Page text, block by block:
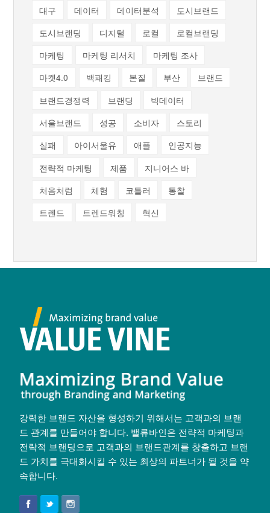
대구
데이터 데이터분석
도시브랜드
도시브랜딩
디지털 로컬
로컬브랜딩
마케팅
마케팅 리서치
마케팅 조사
마켓4.0
백패킹 본질 부산
브랜드
브랜드경쟁력
브랜딩
빅데이터
서울브랜드
성공 소비자
스토리
실패
아이서울유 애플
인공지능
전략적 마케팅
제품
지니어스 바
처음처럼
체험 코틀러
통찰
트렌드
트렌드워칭 혁신
강력한 브랜드 자산을 형성하기 위해서는 고객과의 브랜
드 관계를 만들어야 합니다. 밸류바인은 전략적 마케팅과
전략적 브랜딩으로 고객과의 브랜드관계를 창출하고 브랜
드 가치를 극대화시킬 수 있는 최상의 파트너가 될 것을 약
속합니다.